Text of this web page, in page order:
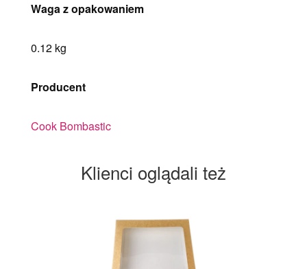
Waga z opakowaniem
0.12 kg
Producent
Cook Bombastic
Klienci oglądali też